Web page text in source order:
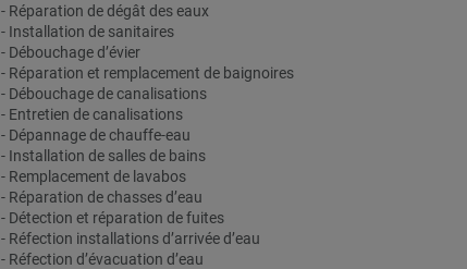
- Réparation de dégât des eaux
- Installation de sanitaires
- Débouchage d’évier
- Réparation et remplacement de baignoires
- Débouchage de canalisations
- Entretien de canalisations
- Dépannage de chauffe-eau
- Installation de salles de bains
- Remplacement de lavabos
- Réparation de chasses d’eau
- Détection et réparation de fuites
- Réfection installations d’arrivée d’eau
- Réfection d’évacuation d’eau